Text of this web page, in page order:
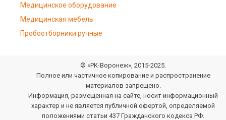
Медицинское оборудование
Медицинская мебель
Пробоотборники ручные
© «РК-Воронеж», 2015-2025.
Полное или частичное копирование и распространение
материалов запрещено.
Информация, размещенная на сайте, носит информационный
характер и не является публичной офертой, определяемой
положениями статьи 437 Гражданского кодекса РФ.